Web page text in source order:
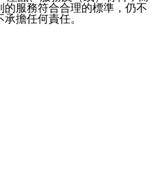
服務符合合理的標準，仍不
擔任何責任。